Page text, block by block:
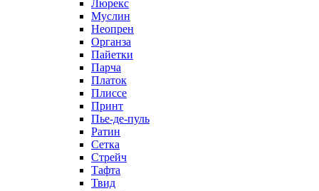
Люрекс
Муслин
Неопрен
Органза
Пайетки
Парча
Платок
Плиссе
Принт
Пье-де-пуль
Ратин
Сетка
Стрейч
Тафта
Твид